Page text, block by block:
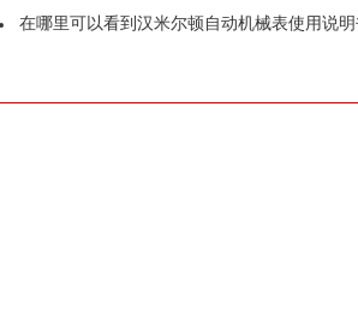
在哪里可以看到汉米尔顿自动机械表使用说明